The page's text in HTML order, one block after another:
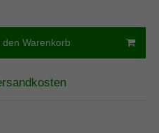
den Warenkorb